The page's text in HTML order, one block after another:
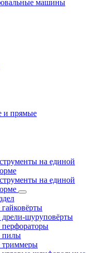
машины
и прямые
на единой
на единой
шуруповёрты
пилы
триммеры